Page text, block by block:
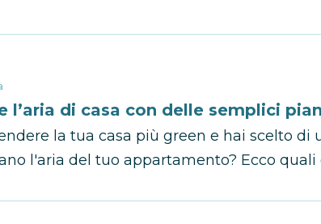
l’aria di casa con delle semplici
la tua casa più green e hai scelto di
l'aria del tuo appartamento? Ecco quali